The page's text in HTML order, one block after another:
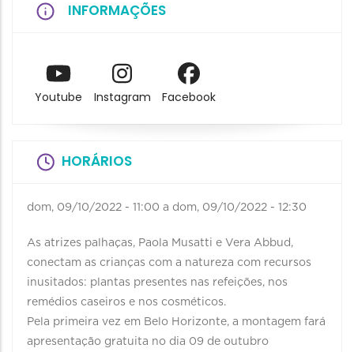
INFORMAÇÕES
Youtube Instagram Facebook
HORÁRIOS
dom, 09/10/2022 - 11:00 a dom, 09/10/2022 - 12:30
As atrizes palhaças, Paola Musatti e Vera Abbud,
conectam as crianças com a natureza com recursos
inusitados: plantas presentes nas refeições, nos
remédios caseiros e nos cosméticos.
Pela primeira vez em Belo Horizonte, a montagem fará
apresentação gratuita no dia 09 de outubro